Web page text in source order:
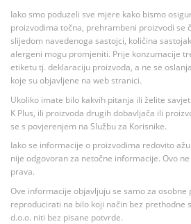
Iako smo poduzeli sve mjere kako bismo
proizvodima točna, prehrambeni proizvodi se
slijedom navedenoga sastojci, količina
alergeni mogu promjeniti. Prije konzumacije
etiketu tj. deklaraciju proizvoda, a ne se
koje su objavljene na web stranici.
Ukoliko imate bilo kakvih pitanja ili želite
K Plus, ili proizvoda drugih dobavljača ili
se s povjerenjem na Službu za Korisnike.
Iako se informacije o proizvodima redovito
nije odgovoran za netočne informacije. Ovo
prava.
Ove informacije objavljuju se samo za
reproducirati na bilo koji način bez prethodne
d.o.o. niti bez pisane potvrde.